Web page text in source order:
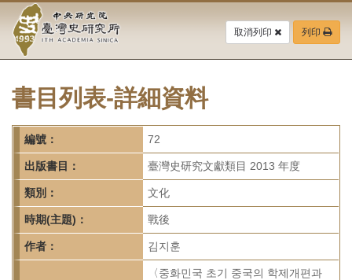
要
中
央
研
究
院-
臺
灣
史
研
取消列印 列印
書目列表-詳細資料
編號： 72
出版書目： 臺灣史研究文獻類目 2013 年度
類別： 文化
時期(主題)： 戰後
作者： 김지훈
〈중화민국 초기 중국의 학제개편과